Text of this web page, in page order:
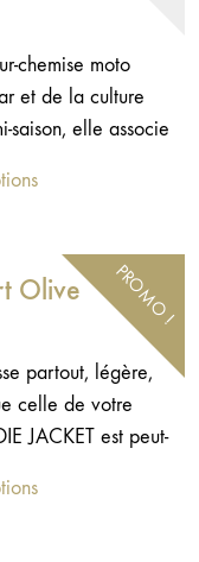
chemise moto
et de la culture
saison, elle associe
coton & fibres
AA Protections
PROMO !
Olive
partout, légère,
celle de votre
JACKET est peut-
sa petite